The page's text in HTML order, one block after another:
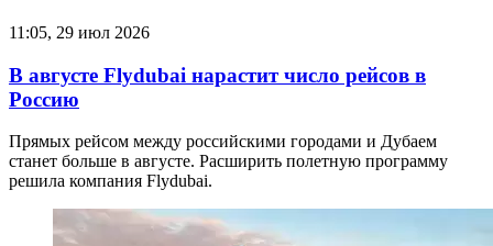
11:05, 29 июл 2026
В августе Flydubai нарастит число рейсов в
Россию
Прямых рейсом между российскими городами и Дубаем
станет больше в августе. Расширить полетную программу
решила компания Flydubai.